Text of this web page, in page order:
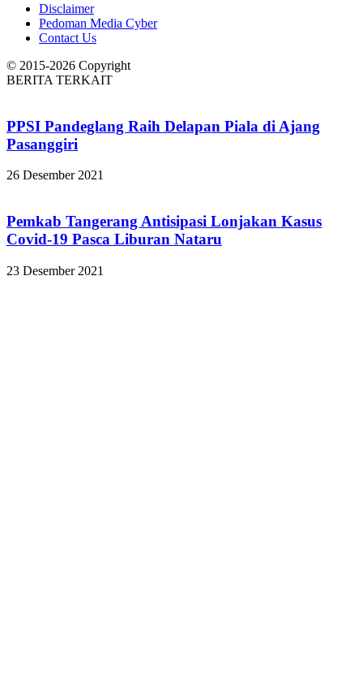
Disclaimer
Pedoman Media Cyber
Contact Us
© 2015-2026 Copyright
BERITA TERKAIT
PPSI Pandeglang Raih Delapan Piala di Ajang
Pasanggiri
26 Desember 2021
Pemkab Tangerang Antisipasi Lonjakan Kasus
Covid-19 Pasca Liburan Nataru
23 Desember 2021